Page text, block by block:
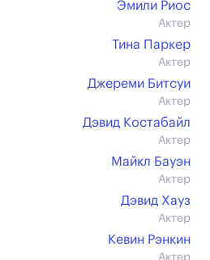
Эмили Риос
Актер
Тина Паркер
Актер
Джереми Битсуи
Актер
Дэвид Костабайл
Актер
Майкл Бауэн
Актер
Дэвид Хауз
Актер
Кевин Рэнкин
Актер